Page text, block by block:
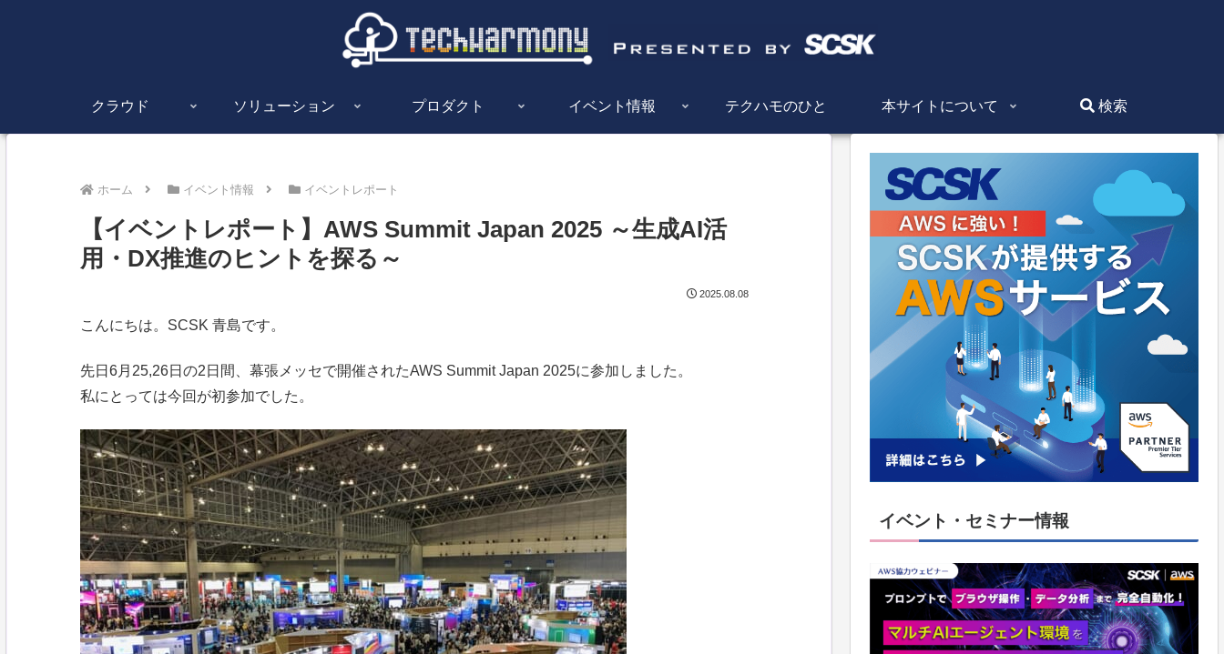
クラウド ソリューション プロダクト イベント情報 テクハモのひと 本サイトについて 検索
ホーム イベント情報 イベントレポート
【イベントレポート】AWS Summit Japan 2025 ～生成AI活
用・DX推進のヒントを探る～
2025.08.08
こんにちは。SCSK 青島です。
先日6月25,26日の2日間、幕張メッセで開催されたAWS Summit Japan 2025に参加しました。
私にとっては今回が初参加でした。
イベント・セミナー情報